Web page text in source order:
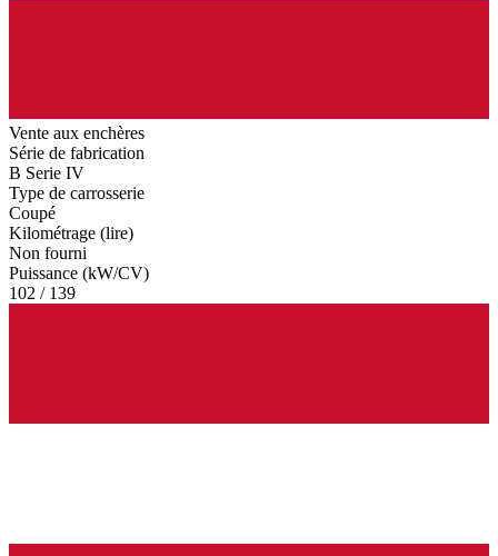
Vente aux enchères
Série de fabrication
B Serie IV
Type de carrosserie
Coupé
Kilométrage (lire)
Non fourni
Puissance (kW/CV)
102 / 139